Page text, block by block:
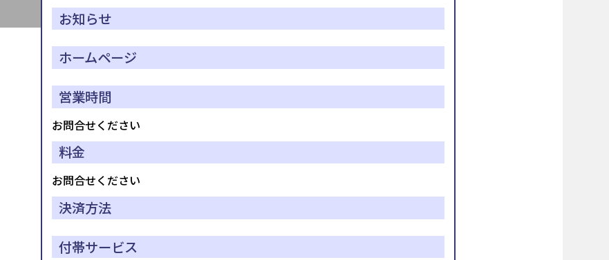
お知らせ
ホームページ
営業時間
お問合せください
料金
お問合せください
決済方法
付帯サービス